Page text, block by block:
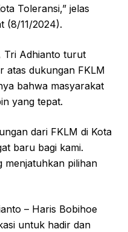
Toleransi,” jelas
(8/11/2024).
Tri Adhianto turut
atas dukungan FKLM
bahwa masyarakat
yang tepat.
dari FKLM di Kota
baru bagi kami.
menjatuhkan pilihan
– Haris Bobihoe
untuk hadir dan